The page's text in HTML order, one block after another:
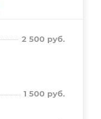
2 500 руб.
1 500 руб.